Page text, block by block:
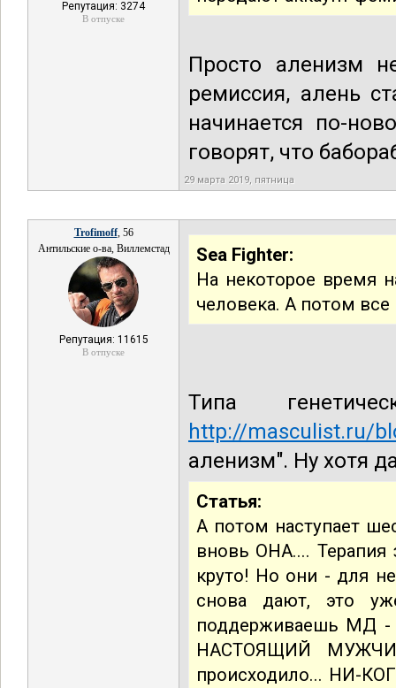
Репутация: 3274
В отпуске
Просто аленизм
ремиссия, алень
начинается по-
говорят, что
29 марта 2019, пятница
Trofimoff, 56
Антильские о-ва, Виллемстад
Репутация: 11615
В отпуске
Sea Fighter:
На некоторое время
человека. А потом
Типа
http://masculist.ru/
аленизм". Ну хотя
Статья:
А потом наступает
вновь ОНА....
круто! Но они - для
снова дают, это
поддерживаешь МД -
НАСТОЯЩИЙ
происходило... НИ-